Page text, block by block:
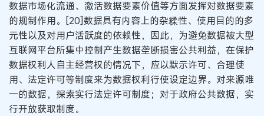
数据市场化流通、激活数据要素价值等方面发挥对数据要素
的规制作用。[20]数据具有内容上的杂糅性、使用目的的多
元性以及对用户活跃度的依赖性，因此，为避免数据被大型
互联网平台所集中控制产生数据垄断损害公共利益，在保护
数据权利人自主经营权的情况下，应以默示许可、合理使
用、法定许可等制度来为数据权利行使设定边界。对来源唯
一的数据，探索实行法定许可制度；对于政府公共数据，实
行开放获取制度。